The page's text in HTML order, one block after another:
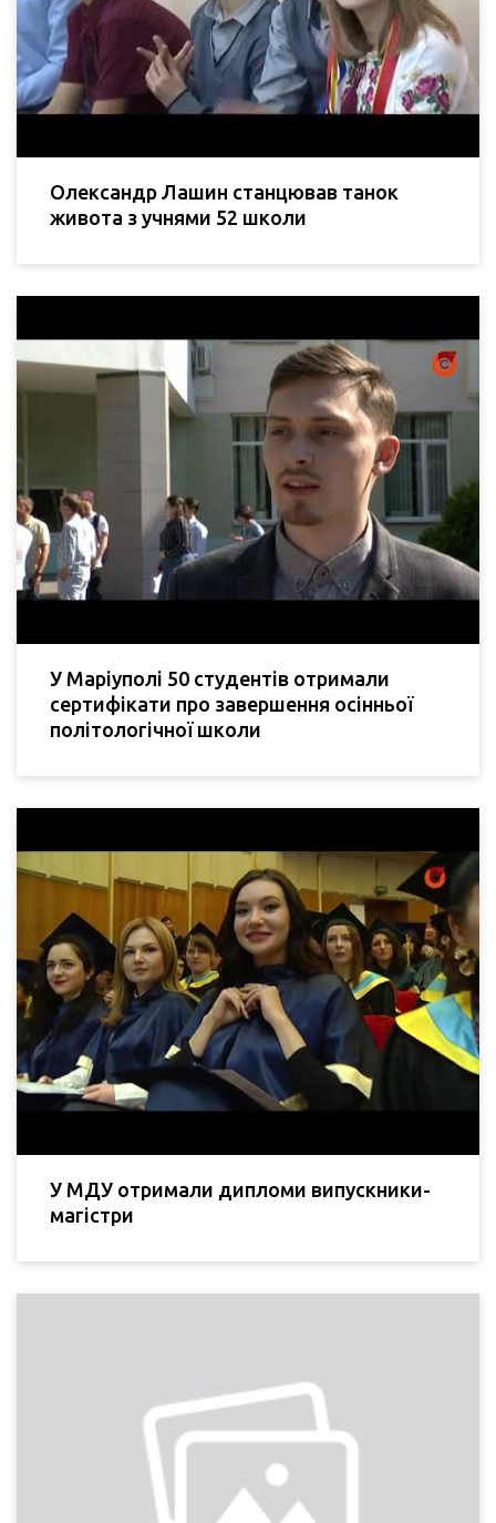
Олександр Лашин станцював танок
живота з учнями 52 школи
У Маріуполі 50 студентів отримали
сертифікати про завершення осінньої
політологічної школи
У МДУ отримали дипломи випускники-
магістри